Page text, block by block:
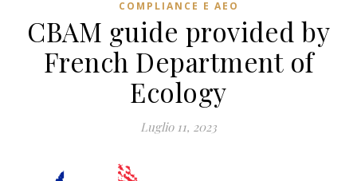
COMPLIANCE E AEO
CBAM guide provided by
French Department of
Ecology
Luglio 11, 2023